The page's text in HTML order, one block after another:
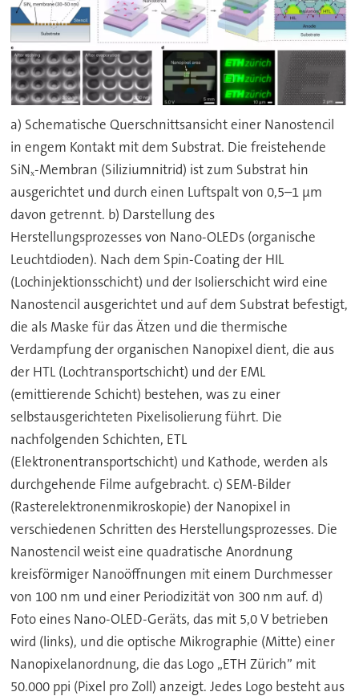
a) Schematische Querschnittsansicht einer Nanostencil
in engem Kontakt mit dem Substrat. Die freistehende
SiNₓ-Membran (Siliziumnitrid) ist zum Substrat hin
ausgerichtet und durch einen Luftspalt von 0,5–1 µm
davon getrennt. b) Darstellung des
Herstellungsprozesses von Nano-OLEDs (organische
Leuchtdioden). Nach dem Spin-Coating der HIL
(Lochinjektionsschicht) und der Isolierschicht wird eine
Nanostencil ausgerichtet und auf dem Substrat befestigt,
die als Maske für das Ätzen und die thermische
Verdampfung der organischen Nanopixel dient, die aus
der HTL (Lochtransportschicht) und der EML
(emittierende Schicht) bestehen, was zu einer
selbstausgerichteten Pixelisolierung führt. Die
nachfolgenden Schichten, ETL
(Elektronentransportschicht) und Kathode, werden als
durchgehende Filme aufgebracht. c) SEM-Bilder
(Rasterelektronenmikroskopie) der Nanopixel in
verschiedenen Schritten des Herstellungsprozesses. Die
Nanostencil weist eine quadratische Anordnung
kreisförmiger Nanoöffnungen mit einem Durchmesser
von 100 nm und einer Periodizität von 300 nm auf. d)
Foto eines Nano-OLED-Geräts, das mit 5,0 V betrieben
wird (links), und die optische Mikrographie (Mitte) einer
Nanopixelanordnung, die das Logo „ETH Zürich” mit
50.000 ppi (Pixel pro Zoll) anzeigt. Jedes Logo besteht aus